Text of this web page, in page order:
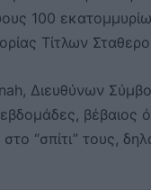
100
Τίτλων
Διευθύνων
βέβαιος
“σπίτι” τους,